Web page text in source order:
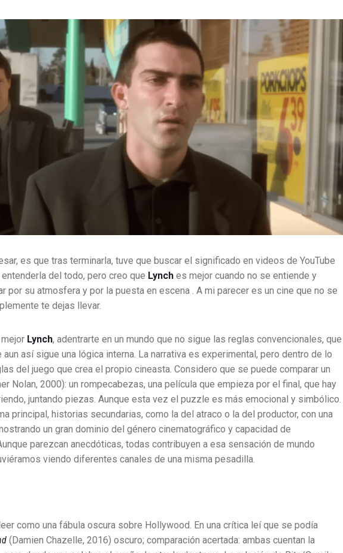
es que tras terminarla, tuve que buscar el significado en videos de YouTube
del todo, pero creo que Lynch es mejor cuando no se entiende y
por su atmosfera y por la puesta en escena . A mi parecer es un cine que no se
te dejas llevar.
Lynch, adentrarte en un mundo que no sigue las reglas convencionales, que
así sigue una lógica interna. La narrativa es experimental, pero dentro de lo
del juego que crea el propio cineasta. Considero que se puede comparar un
Nolan, 2000): un rompecabezas, una película que empieza por el final, que hay
juntando piezas. Aunque esta vez el puzzle es más emocional y simbólico.
principal, historias secundarias, como la del atraco o la del productor, con una
un gran dominio del género cinematográfico y capacidad de
parezcan anecdóticas, todas contribuyen a esa sensación de mundo
viendo diferentes canales de una misma pesadilla.
como una fábula oscura sobre Hollywood. En una crítica leí que se podía
(Damien Chazelle, 2016) oscuro; comparación acertada: ambas cuentan la